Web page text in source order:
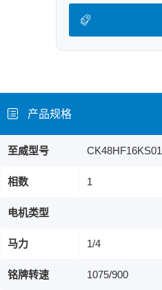
产品规格
至威型号 CK48HF16KS01
相数 1
电机类型
马力 1/4
铭牌转速 1075/900